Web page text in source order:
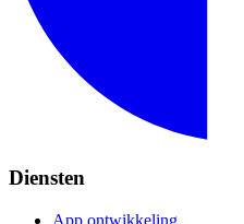
Diensten
App ontwikkeling